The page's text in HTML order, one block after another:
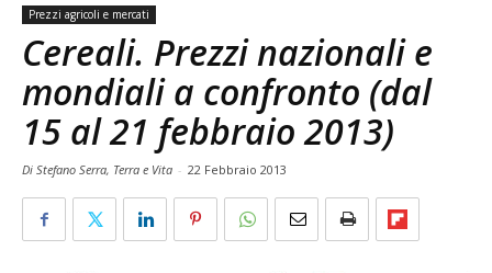
Prezzi agricoli e mercati
Cereali. Prezzi nazionali e
mondiali a confronto (dal
15 al 21 febbraio 2013)
Di Stefano Serra, Terra e Vita - 22 Febbraio 2013